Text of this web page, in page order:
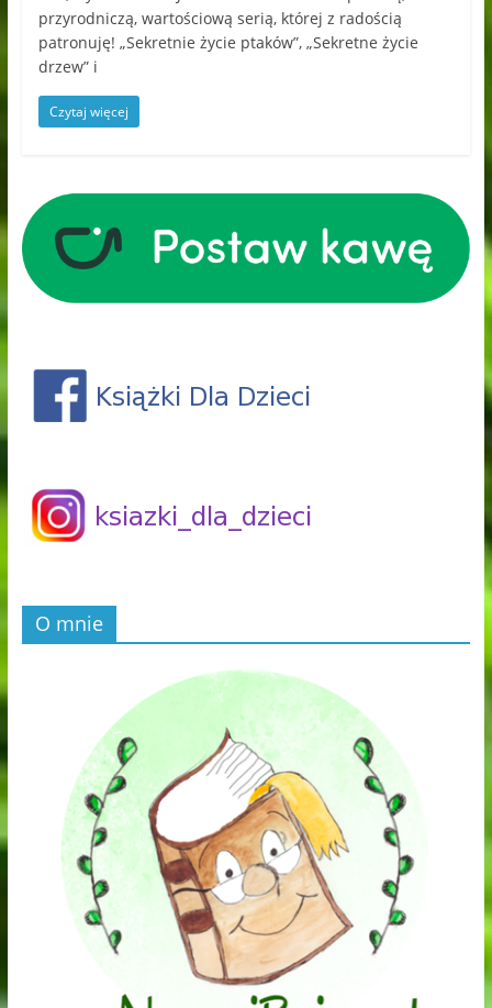
przyrodniczą, wartościową serią, której z radością
patronuję! „Sekretnie życie ptaków”, „Sekretne życie
drzew” i
Czytaj więcej
O mnie